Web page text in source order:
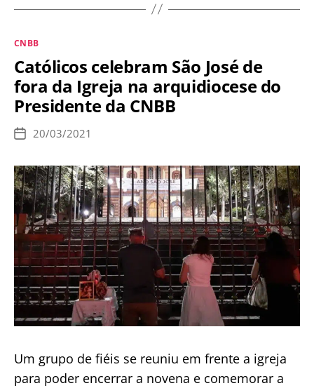
padre
xingado
durante
homilia
a
verdade
da
doutrina
católica
Categorias
CNBB
Católicos celebram São José de
fora da Igreja na arquidiocese do
Presidente da CNBB
Data
publicação
20/03/2021
Um grupo de fiéis se reuniu em frente a igreja
para poder encerrar a novena e comemorar a